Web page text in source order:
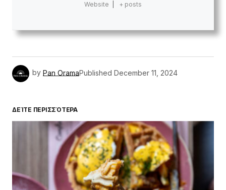
Website + posts
by Pan OramaPublished December 11, 2024
ΔΕΊΤΕ ΠΕΡΙΣΣΌΤΕΡΑ